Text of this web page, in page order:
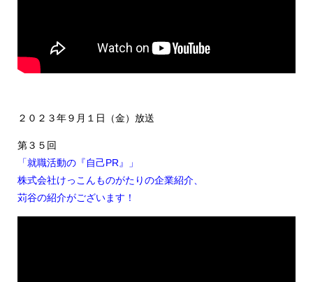
２０２３年９月１日（金）放送
第３５回
「就職活動の『自己PR』」
株式会社けっこんものがたりの企業紹介、
苅谷の紹介がございます！